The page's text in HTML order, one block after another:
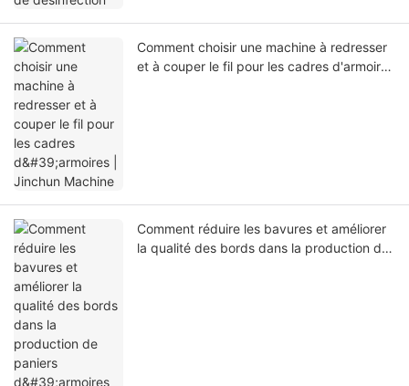
Comment choisir une machine à redresser
et à couper le fil pour les cadres d'armoires
Comment réduire les bavures et améliorer
la qualité des bords dans la production de